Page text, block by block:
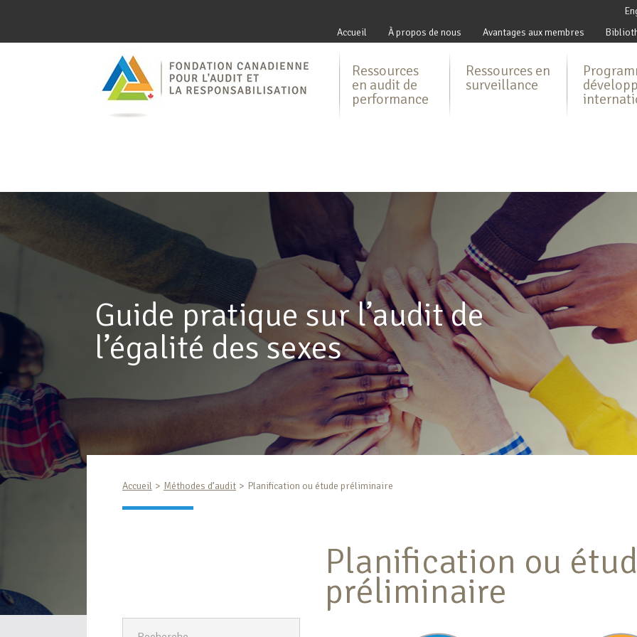
Accueil
À propos de nous Avantages aux membres
Ressources
en audit de
performance
Ressources en
surveillance
Guide pratique sur l’audit de
l’égalité des sexes
Accueil Méthodes d’audit Planification ou étude préliminaire
Planification ou
préliminaire